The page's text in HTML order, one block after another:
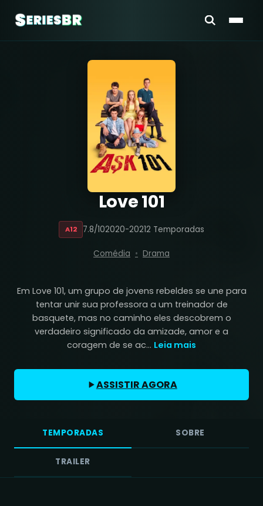
Love 101
A12 7.8/102020-20212 Temporadas
Comédia Drama
Em Love 101, um grupo de jovens rebeldes se une para
tentar unir sua professora a um treinador de
basquete, mas no caminho eles descobrem o
verdadeiro significado da amizade, amor e a
coragem de se ac... Leia mais
ASSISTIR AGORA
TEMPORADAS SOBRE
TRAILER